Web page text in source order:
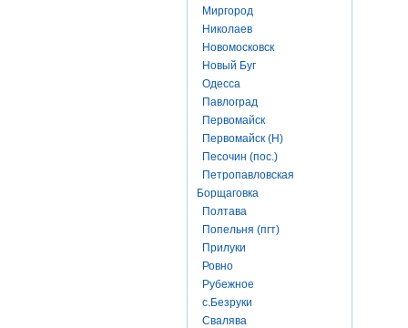
Миргород
Николаев
Новомосковск
Новый Буг
Одесса
Павлоград
Первомайск
Первомайск (Н)
Песочин (пос.)
Петропавловская
Борщаговка
Полтава
Попельня (пгт)
Прилуки
Ровно
Рубежное
с.Безруки
Свалява